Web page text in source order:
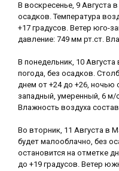
В воскресенье, 9 Августа
осадков. Температура
+17 градусов. Ветер юго-
давление: 749 мм рт.ст.
В понедельник, 10
погода, без осадков.
днем от +24 до +26, ночью
западный, умеренный, 6
Влажность воздуха
Во вторник, 11 Августа в
будет малооблачно, без
остановится на отметке
до +19 градусов. Ветер